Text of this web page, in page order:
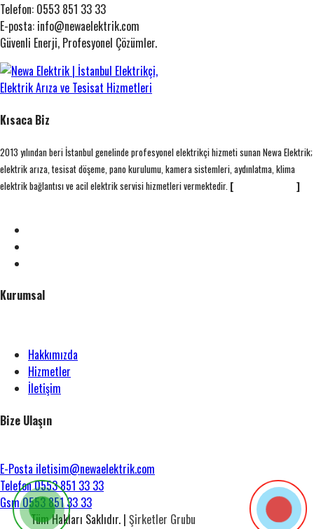
Telefon: 0553 851 33 33
E-posta: info@newaelektrik.com
Güvenli Enerji, Profesyonel Çözümler.
Kısaca Biz
2013 yılından beri İstanbul genelinde profesyonel elektrikçi hizmeti sunan Newa Elektrik;
elektrik arıza, tesisat döşeme, pano kurulumu, kamera sistemleri, aydınlatma, klima
elektrik bağlantısı ve acil elektrik servisi hizmetleri vermektedir. [ ]
Kurumsal
Hakkımızda
Hizmetler
İletişim
Bize Ulaşın
E-Posta iletisim@newaelektrik.com
Telefon0553 851 33 33
Gsm 0553 851 33 33
Tüm Hakları Saklıdır. | Şirketler Grubu Newa Mühendislik